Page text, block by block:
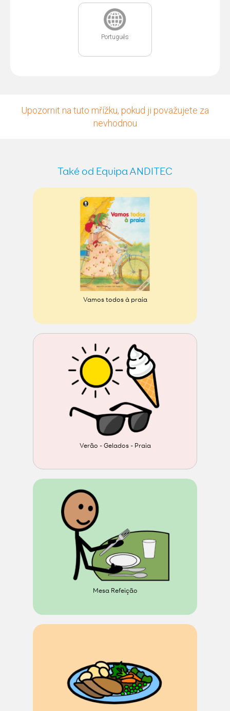
Português
Upozornit na tuto mřížku, pokud ji považujete za
nevhodnou
Také od Equipa ANDITEC
Vamos todos à praia
Verão - Gelados - Praia
Mesa Refeição